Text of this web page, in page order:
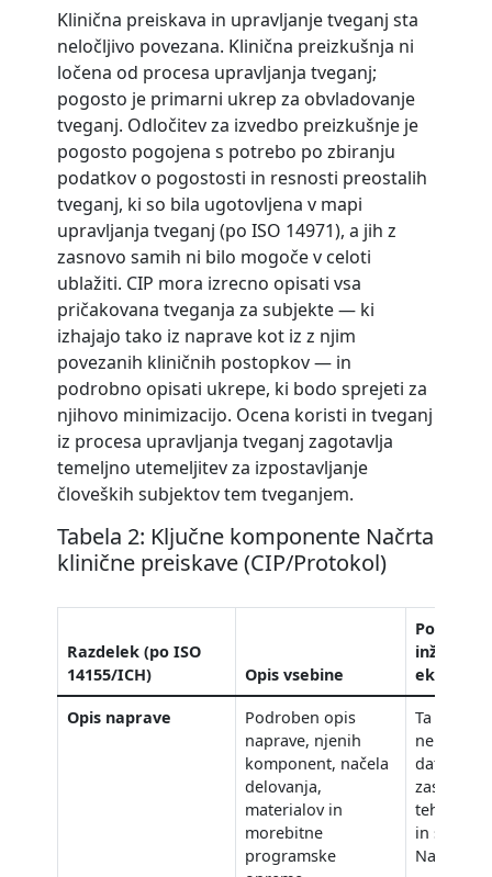
Klinična preiskava in upravljanje tveganj sta
neločljivo povezana. Klinična preizkušnja ni
ločena od procesa upravljanja tveganj;
pogosto je primarni ukrep za obvladovanje
tveganj. Odločitev za izvedbo preizkušnje je
pogosto pogojena s potrebo po zbiranju
podatkov o pogostosti in resnosti preostalih
tveganj, ki so bila ugotovljena v mapi
upravljanja tveganj (po ISO 14971), a jih z
zasnovo samih ni bilo mogoče v celoti
ublažiti. CIP mora izrecno opisati vsa
pričakovana tveganja za subjekte — ki
izhajajo tako iz naprave kot iz z njim
povezanih kliničnih postopkov — in
podrobno opisati ukrepe, ki bodo sprejeti za
njihovo minimizacijo. Ocena koristi in tveganj
iz procesa upravljanja tveganj zagotavlja
temeljno utemeljitev za izpostavljanje
človeških subjektov tem tveganjem.
Tabela 2: Ključne komponente Načrta
klinične preiskave (CIP/Protokol)
Razdelek (po ISO
14155/ICH)
Opis vsebine
Pomen za
ekipe
Opis naprave
Podroben opis
naprave, njenih
komponent, načela
delovanja,
materialov in
morebitne
programske
Ta
datoteke
zasnove
tehničnih
in